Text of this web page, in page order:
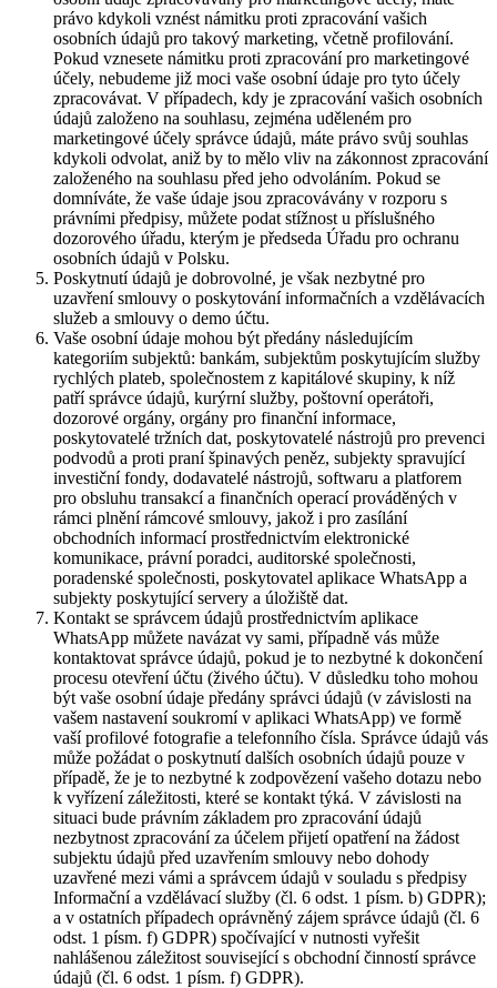
právo kdykoli vznést námitku proti zpracování vašich
osobních údajů pro takový marketing, včetně profilování.
Pokud vznesete námitku proti zpracování pro marketingové
účely, nebudeme již moci vaše osobní údaje pro tyto účely
zpracovávat. V případech, kdy je zpracování vašich osobních
údajů založeno na souhlasu, zejména uděleném pro
marketingové účely správce údajů, máte právo svůj souhlas
kdykoli odvolat, aniž by to mělo vliv na zákonnost zpracování
založeného na souhlasu před jeho odvoláním. Pokud se
domníváte, že vaše údaje jsou zpracovávány v rozporu s
právními předpisy, můžete podat stížnost u příslušného
dozorového úřadu, kterým je předseda Úřadu pro ochranu
osobních údajů v Polsku.
Poskytnutí údajů je dobrovolné, je však nezbytné pro
uzavření smlouvy o poskytování informačních a vzdělávacích
služeb a smlouvy o demo účtu.
Vaše osobní údaje mohou být předány následujícím
kategoriím subjektů: bankám, subjektům poskytujícím služby
rychlých plateb, společnostem z kapitálové skupiny, k níž
patří správce údajů, kurýrní služby, poštovní operátoři,
dozorové orgány, orgány pro finanční informace,
poskytovatelé tržních dat, poskytovatelé nástrojů pro prevenci
podvodů a proti praní špinavých peněz, subjekty spravující
investiční fondy, dodavatelé nástrojů, softwaru a platforem
pro obsluhu transakcí a finančních operací prováděných v
rámci plnění rámcové smlouvy, jakož i pro zasílání
obchodních informací prostřednictvím elektronické
komunikace, právní poradci, auditorské společnosti,
poradenské společnosti, poskytovatel aplikace WhatsApp a
subjekty poskytující servery a úložiště dat.
Kontakt se správcem údajů prostřednictvím aplikace
WhatsApp můžete navázat vy sami, případně vás může
kontaktovat správce údajů, pokud je to nezbytné k dokončení
procesu otevření účtu (živého účtu). V důsledku toho mohou
být vaše osobní údaje předány správci údajů (v závislosti na
vašem nastavení soukromí v aplikaci WhatsApp) ve formě
vaší profilové fotografie a telefonního čísla. Správce údajů vás
může požádat o poskytnutí dalších osobních údajů pouze v
případě, že je to nezbytné k zodpovězení vašeho dotazu nebo
k vyřízení záležitosti, které se kontakt týká. V závislosti na
situaci bude právním základem pro zpracování údajů
nezbytnost zpracování za účelem přijetí opatření na žádost
subjektu údajů před uzavřením smlouvy nebo dohody
uzavřené mezi vámi a správcem údajů v souladu s předpisy
Informační a vzdělávací služby (čl. 6 odst. 1 písm. b) GDPR);
a v ostatních případech oprávněný zájem správce údajů (čl. 6
odst. 1 písm. f) GDPR) spočívající v nutnosti vyřešit
nahlášenou záležitost související s obchodní činností správce
údajů (čl. 6 odst. 1 písm. f) GDPR).